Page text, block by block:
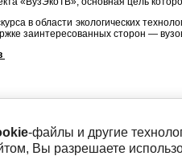
в области экологических
заинтересованных сторон —
-файлы и другие
Вы разрешаете